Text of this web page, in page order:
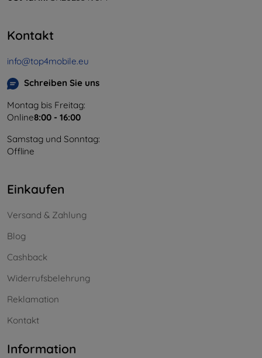
Kontakt
info@top4mobile.eu
Schreiben Sie uns
Montag bis Freitag:
Online8:00 - 16:00
Samstag und Sonntag:
Offline
Einkaufen
Versand & Zahlung
Blog
Cashback
Widerrufsbelehrung
Reklamation
Kontakt
Information